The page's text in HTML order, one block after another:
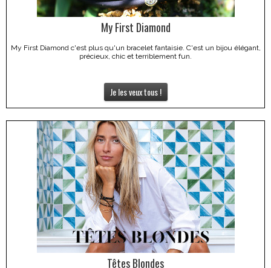
My First Diamond
My First Diamond c'est plus qu'un bracelet fantaisie. C'est un bijou élégant,
précieux, chic et terriblement fun.
Je les veux tous !
Têtes Blondes